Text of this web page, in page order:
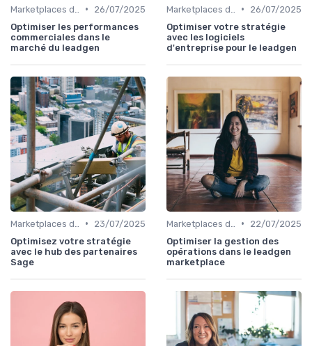
•
26/07/2025
Optimiser les performances
commerciales dans le
marché du leadgen
•
26/07/2025
Optimiser votre stratégie
avec les logiciels
d'entreprise pour le leadgen
•
23/07/2025
Optimisez votre stratégie
avec le hub des partenaires
Sage
•
22/07/2025
Optimiser la gestion des
opérations dans le leadgen
marketplace